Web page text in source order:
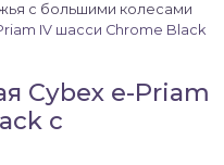
с большими колесами
IV шасси Chrome Black
Cybex e-Priam
с